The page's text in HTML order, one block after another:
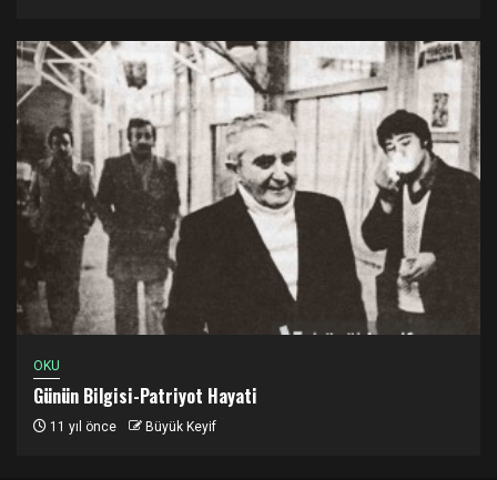
OKU
Günün Bilgisi-Patriyot Hayati
11 yıl önce Büyük Keyif